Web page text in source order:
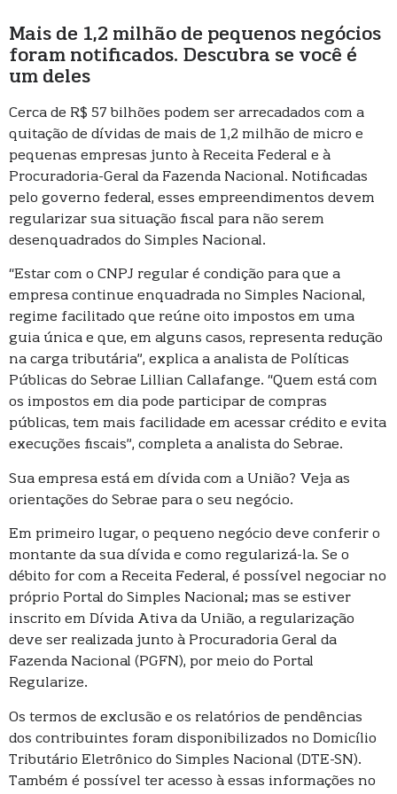
Mais de 1,2 milhão de pequenos negócios
foram notificados. Descubra se você é
um deles
Cerca de R$ 57 bilhões podem ser arrecadados com a
quitação de dívidas de mais de 1,2 milhão de micro e
pequenas empresas junto à Receita Federal e à
Procuradoria-Geral da Fazenda Nacional. Notificadas
pelo governo federal, esses empreendimentos devem
regularizar sua situação fiscal para não serem
desenquadrados do Simples Nacional.
“Estar com o CNPJ regular é condição para que a
empresa continue enquadrada no Simples Nacional,
regime facilitado que reúne oito impostos em uma
guia única e que, em alguns casos, representa redução
na carga tributária”, explica a analista de Políticas
Públicas do Sebrae Lillian Callafange. “Quem está com
os impostos em dia pode participar de compras
públicas, tem mais facilidade em acessar crédito e evita
execuções fiscais”, completa a analista do Sebrae.
Sua empresa está em dívida com a União? Veja as
orientações do Sebrae para o seu negócio.
Em primeiro lugar, o pequeno negócio deve conferir o
montante da sua dívida e como regularizá-la. Se o
débito for com a Receita Federal, é possível negociar no
próprio Portal do Simples Nacional; mas se estiver
inscrito em Dívida Ativa da União, a regularização
deve ser realizada junto à Procuradoria Geral da
Fazenda Nacional (PGFN), por meio do Portal
Regularize.
Os termos de exclusão e os relatórios de pendências
dos contribuintes foram disponibilizados no Domicílio
Tributário Eletrônico do Simples Nacional (DTE-SN).
Também é possível ter acesso à essas informações no